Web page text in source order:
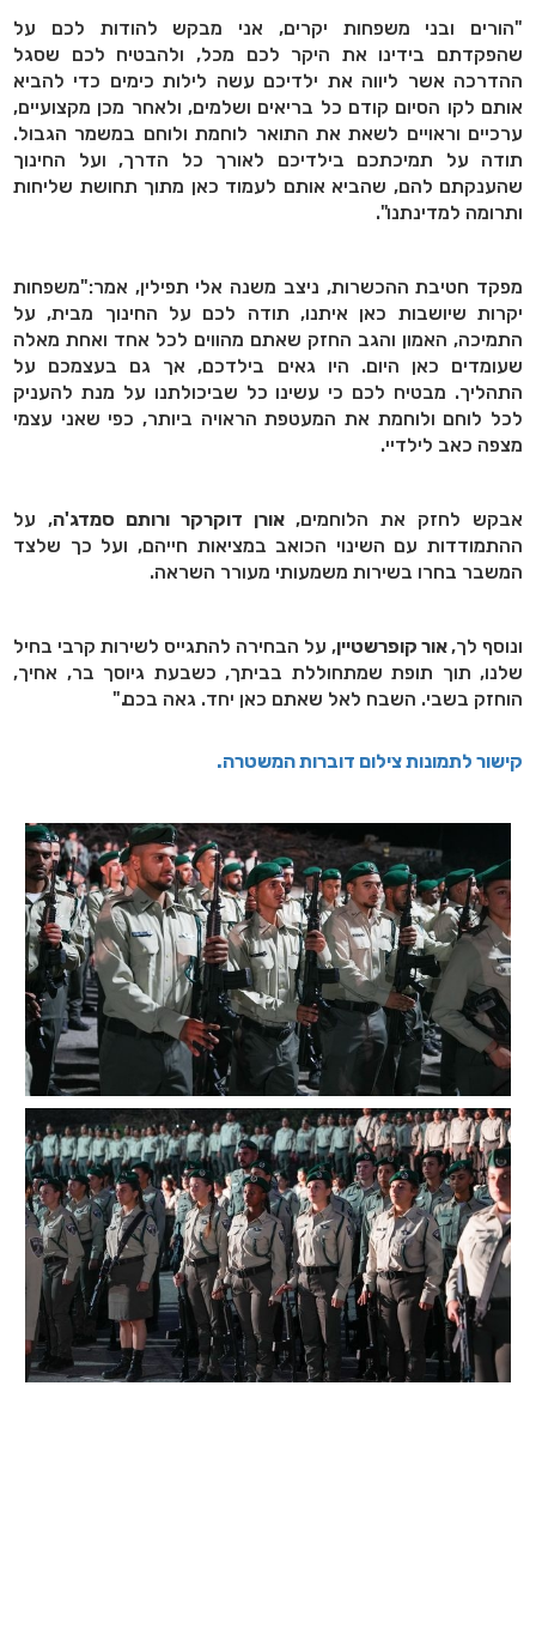
"הורים ובני משפחות יקרים, אני מבקש להודות לכם על
שהפקדתם בידינו את היקר לכם מכל, ולהבטיח לכם שסגל
ההדרכה אשר ליווה את ילדיכם עשה לילות כימים כדי להביא
אותם לקו הסיום קודם כל בריאים ושלמים, ולאחר מכן מקצועיים,
ערכיים וראויים לשאת את התואר לוחמת ולוחם במשמר הגבול.
תודה על תמיכתכם בילדיכם לאורך כל הדרך, ועל החינוך
שהענקתם להם, שהביא אותם לעמוד כאן מתוך תחושת שליחות
ותרומה למדינתנו".
מפקד חטיבת ההכשרות, ניצב משנה אלי תפילין, אמר:"משפחות
יקרות שיושבות כאן איתנו, תודה לכם על החינוך מבית, על
התמיכה, האמון והגב החזק שאתם מהווים לכל אחד ואחת מאלה
שעומדים כאן היום. היו גאים בילדכם, אך גם בעצמכם על
התהליך. מבטיח לכם כי עשינו כל שביכולתנו על מנת להעניק
לכל לוחם ולוחמת את המעטפת הראויה ביותר, כפי שאני עצמי
מצפה כאב לילדיי.
אבקש לחזק את הלוחמים, אורן דוקרקר ורותם סמדג'ה, על
ההתמודדות עם השינוי הכואב במציאות חייהם, ועל כך שלצד
המשבר בחרו בשירות משמעותי מעורר השראה.
ונוסף לך,אור קופרשטיין, על הבחירה להתגייס לשירות קרבי בחיל
שלנו, תוך תופת שמתחוללת בביתך, כשבעת גיוסך בר, אחיך,
הוחזק בשבי. השבח לאל שאתם כאן יחד. גאה בכם."
קישור לתמונות צילום דוברות המשטרה.